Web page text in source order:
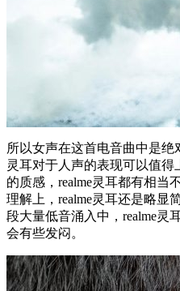
所以女声在这首电音曲中是绝
灵耳对于人声的表现可以值
的质感，realme灵耳都有相当
理解上，realme灵耳还是略显
段大量低音涌入中，realme灵
会有些发闷。